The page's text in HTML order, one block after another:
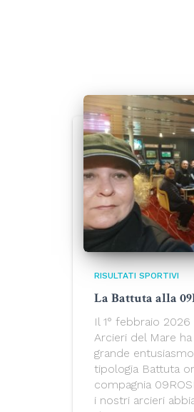
RISULTATI SPORTIVI
La Battuta alla
Il 1° febbraio
Arcieri del Mare
grande
tipologia Battuta
compagnia
i nostri arcieri